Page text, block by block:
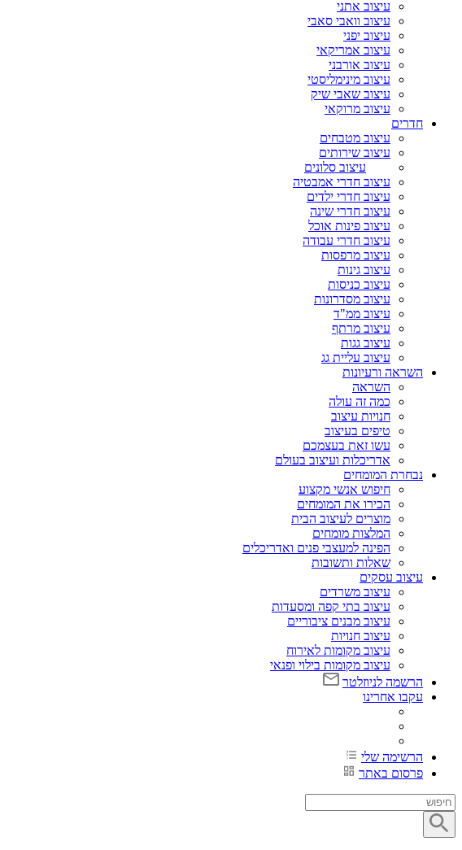
עיצוב אתני
עיצוב וואבי סאבי
עיצוב יפני
עיצוב אמריקאי
עיצוב אורבני
עיצוב מינימליסטי
עיצוב שאבי שיק
עיצוב מרוקאי
חדרים
עיצוב מטבחים
עיצוב שירותים
עיצוב סלונים
עיצוב חדרי אמבטיה
עיצוב חדרי ילדים
עיצוב חדרי שינה
עיצוב פינות אוכל
עיצוב חדרי עבודה
עיצוב מרפסות
עיצוב גינות
עיצוב כניסות
עיצוב מסדרונות
עיצוב ממ"ד
עיצוב מרתף
עיצוב גגות
עיצוב עליית גג
השראה ורעיונות
השראה
כמה זה עולה
חנויות עיצוב
טיפים בעיצוב
עשו זאת בעצמכם
אדריכלות ועיצוב בעולם
נבחרת המומחים
חיפוש אנשי מקצוע
הכירו את המומחים
מוצרים לעיצוב הבית
המלצות מומחים
הפינה למעצבי פנים ואדריכלים
שאלות ותשובות
עיצוב עסקים
עיצוב משרדים
עיצוב בתי קפה ומסעדות
עיצוב מבנים ציבוריים
עיצוב חנויות
עיצוב מקומות לאירוח
עיצוב מקומות בילוי ופנאי
הרשמה לניוזלטר
עקבו אחרינו
הרשימה שלי
פרסום באתר